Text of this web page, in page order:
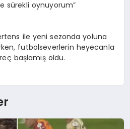
sürekli oynuyorum”
ile yeni sezonda yoluna
futbolseverlerin heyecanla
başlamış oldu.